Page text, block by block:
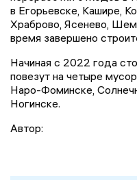
в Егорьевске, Кашире,
Храброво, Ясенево,
время завершено
Начиная с 2022 года
повезут на четыре
Наро-Фоминске,
Ногинске.
Автор: